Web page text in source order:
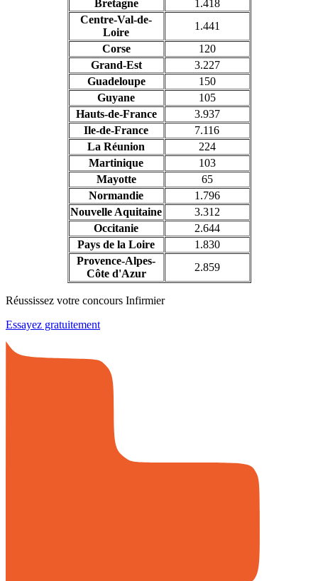
Bretagne
1.418
Centre-Val-de-
Loire
1.441
Corse
120
Grand-Est
3.227
Guadeloupe
150
Guyane
105
Hauts-de-France
3.937
Ile-de-France
7.116
La Réunion
224
Martinique
103
Mayotte
65
Normandie
1.796
Nouvelle Aquitaine
3.312
Occitanie
2.644
Pays de la Loire
1.830
Provence-Alpes-
Côte d'Azur
2.859
Réussissez votre concours Infirmier
Essayez gratuitement